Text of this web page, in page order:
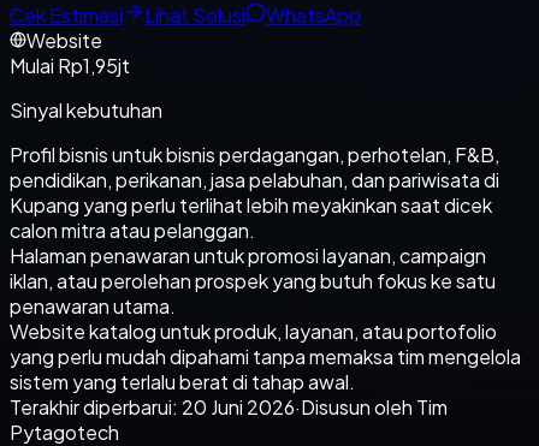
Cek Estimasi
Lihat Solusi
WhatsApp
Website
Mulai Rp1,95jt
Sinyal kebutuhan
Profil bisnis untuk bisnis perdagangan, perhotelan, F&B,
pendidikan, perikanan, jasa pelabuhan, dan pariwisata di
Kupang yang perlu terlihat lebih meyakinkan saat dicek
calon mitra atau pelanggan.
Halaman penawaran untuk promosi layanan, campaign
iklan, atau perolehan prospek yang butuh fokus ke satu
penawaran utama.
Website katalog untuk produk, layanan, atau portofolio
yang perlu mudah dipahami tanpa memaksa tim mengelola
sistem yang terlalu berat di tahap awal.
Terakhir diperbarui: 20 Juni 2026·Disusun oleh Tim
Pytagotech